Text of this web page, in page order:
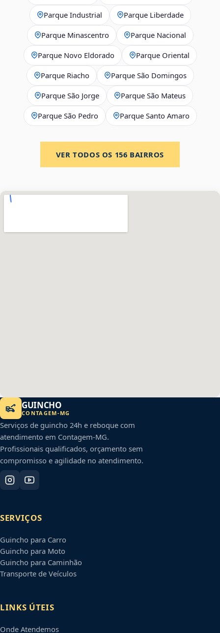
Parque Industrial Parque Liberdade
Parque Minascentro Parque Nacional
Parque Novo Eldorado Parque Oriental
Parque Riacho Parque São Domingos
Parque São Jorge Parque São Mateus
Parque São Pedro Parque Santo Amaro
VER TODOS OS 156 BAIRROS
GUINCHO
CONTAGEM-MG
Serviços de guincho 24h e reboque com
atendimento em Contagem-MG.
Profissionais qualificados, orçamento sem
compromisso e agilidade no atendimento.
SERVIÇOS
Guincho para Carro
Guincho para Moto
Guincho para Caminhão
Transporte de Veículos
LINKS ÚTEIS
Onde Atendemos